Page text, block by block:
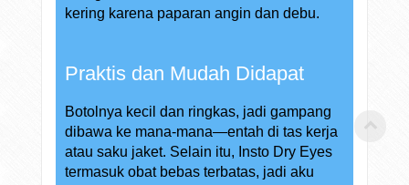
kering karena paparan angin dan debu.
Praktis dan Mudah Didapat
Botolnya kecil dan ringkas, jadi gampang
dibawa ke mana-mana—entah di tas kerja
atau saku jaket. Selain itu, Insto Dry Eyes
termasuk obat bebas terbatas, jadi aku